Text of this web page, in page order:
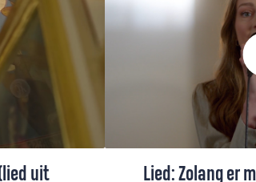
uit
Lied: Zolang er